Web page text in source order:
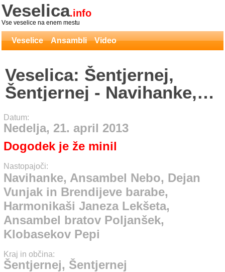
Veselica.info
Vse veselice na enem mestu
Veselice Ansambli Video
Veselica: Šentjernej,
Šentjernej - Navihanke,
Ansambel Nebo, Dejan
Vunjak in Brendijeve
barabe, Harmonikaši
Janeza Lekšeta,
Ansambel bratov
Poljanšek, Klobasekov
Pepi
Datum:
Nedelja, 21. april 2013
Dogodek je že minil
Nastopajoči:
Navihanke, Ansambel Nebo, Dejan
Vunjak in Brendijeve barabe,
Harmonikaši Janeza Lekšeta,
Ansambel bratov Poljanšek,
Klobasekov Pepi
Kraj in občina:
Šentjernej, Šentjernej